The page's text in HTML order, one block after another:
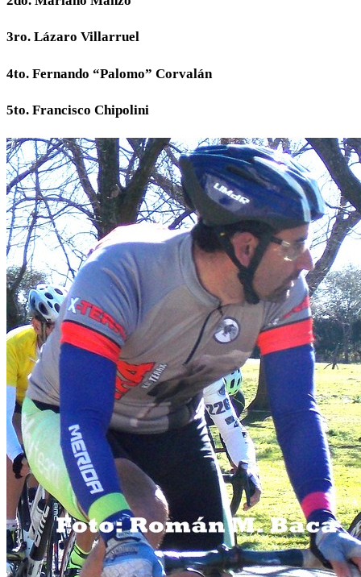
3ro. Lázaro Villarruel
4to. Fernando “Palomo” Corvalán
5to. Francisco Chipolini